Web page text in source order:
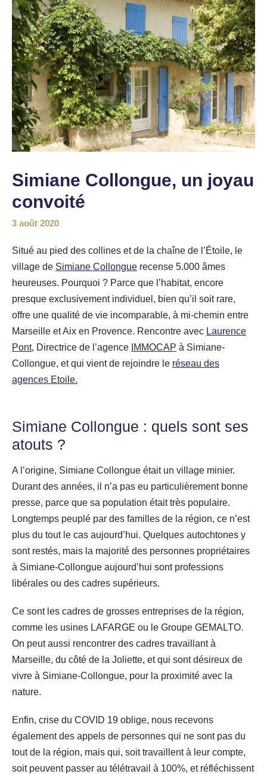
Simiane Collongue, un joyau
convoité
3 août 2020
Situé au pied des collines et de la chaîne de l’Étoile, le
village de Simiane Collongue recense 5.000 âmes
heureuses. Pourquoi ? Parce que l’habitat, encore
presque exclusivement individuel, bien qu’il soit rare,
offre une qualité de vie incomparable, à mi-chemin entre
Marseille et Aix en Provence. Rencontre avec Laurence
Pont, Directrice de l’agence IMMOCAP à Simiane-
Collongue, et qui vient de rejoindre le réseau des
agences Etoile.
Simiane Collongue : quels sont ses
atouts ?
A l’origine, Simiane Collongue était un village minier.
Durant des années, il n’a pas eu particulièrement bonne
presse, parce que sa population était très populaire.
Longtemps peuplé par des familles de la région, ce n’est
plus du tout le cas aujourd’hui. Quelques autochtones y
sont restés, mais la majorité des personnes propriétaires
à Simiane-Collongue aujourd’hui sont professions
libérales ou des cadres supérieurs.
Ce sont les cadres de grosses entreprises de la région,
comme les usines LAFARGE ou le Groupe GEMALTO.
On peut aussi rencontrer des cadres travaillant à
Marseille, du côté de la Joliette, et qui sont désireux de
vivre à Simiane-Collongue, pour la proximité avec la
nature.
Enfin, crise du COVID 19 oblige, nous recevons
également des appels de personnes qui ne sont pas du
tout de la région, mais qui, soit travaillent à leur compte,
soit peuvent passer au télétravail à 100%, et réfléchissent